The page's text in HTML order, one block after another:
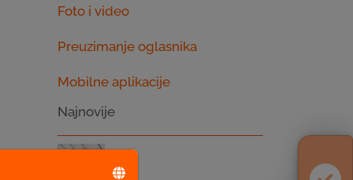
Foto i video
Preuzimanje oglasnika
Mobilne aplikacije
Najnovije